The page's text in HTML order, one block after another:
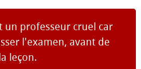
un professeur cruel car
l'examen, avant de
leçon.